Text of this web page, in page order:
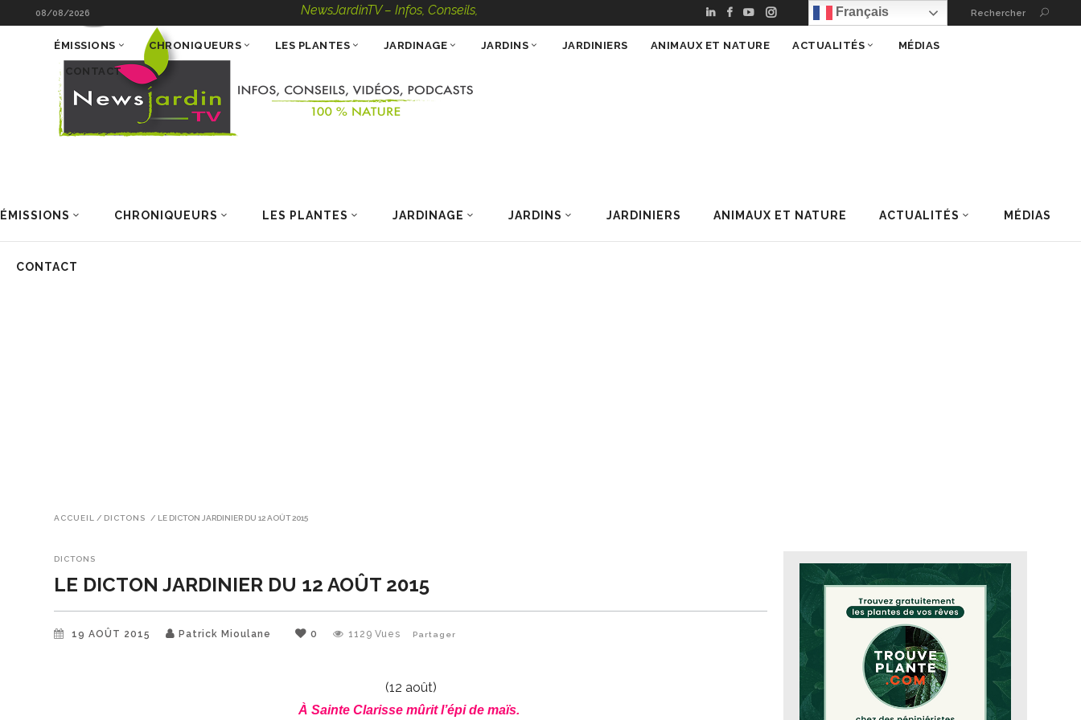
08/08/2026 NewsJardinTV – Infos, Conseils, Vidéos, Podcasts – 100 % Nature Français Rechercher
ÉMISSIONS CHRONIQUEURS LES PLANTES JARDINAGE JARDINS JARDINIERS ANIMAUX ET NATURE ACTUALITÉS MÉDIAS
CONTACT
ÉMISSIONS CHRONIQUEURS LES PLANTES JARDINAGE JARDINS JARDINIERS ANIMAUX ET NATURE ACTUALITÉS MÉDIAS
CONTACT
ACCUEIL / DICTONS / LE DICTON JARDINIER DU 12 AOÛT 2015
DICTONS
LE DICTON JARDINIER DU 12 AOÛT 2015
19 AOÛT 2015 Patrick Mioulane 0 1129 Vues Partager
(12 août)
À Sainte Clarisse mûrit l’épi de maïs.